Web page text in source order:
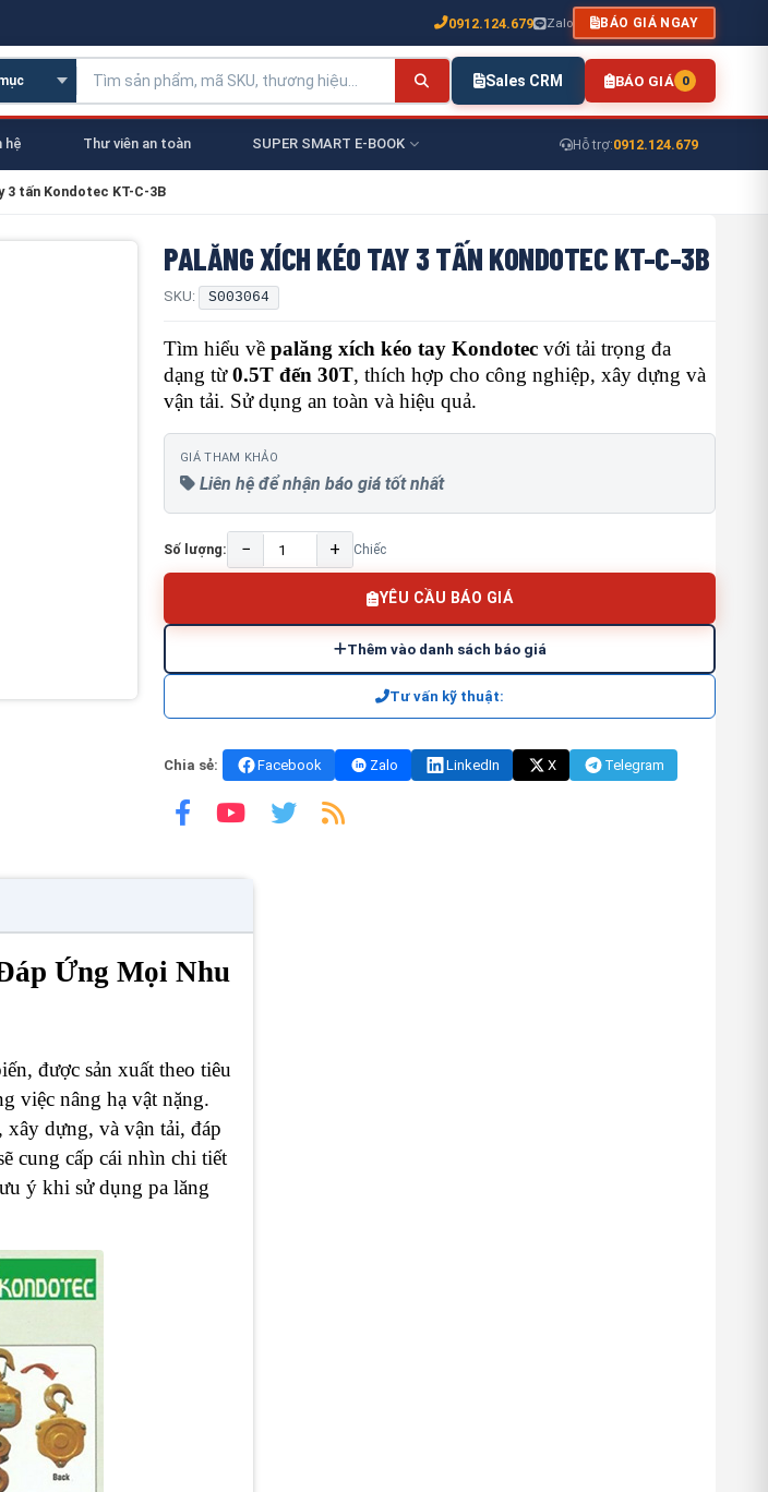
0912.124.679 Zalo BÁO GIÁ NGAY
Sales CRM BÁO GIÁ 0
hệ Thư viên an toàn SUPER SMART E-BOOK Hỗ trợ:0912.124.679
3 tấn Kondotec KT-C-3B
PALĂNG XÍCH KÉO TAY 3 TẤN KONDOTEC KT-C-3B
SKU: S003064
Tìm hiểu về palăng xích kéo tay Kondotec với tải trọng đa
dạng từ0.5T đến 30T, thích hợp cho công nghiệp, xây dựng và
vận tải. Sử dụng an toàn và hiệu quả.
GIÁ THAM KHẢO
Liên hệ để nhận báo giá tốt nhất
Số lượng: − + Chiếc
YÊU CẦU BÁO GIÁ
Thêm vào danh sách báo giá
Tư vấn kỹ thuật:
Chia sẻ: Facebook Zalo LinkedIn X Telegram
Ứng Mọi Nhu
được sản xuất theo tiêu
việc nâng hạ vật nặng.
dựng, và vận tải, đáp
cung cấp cái nhìn chi tiết
ý khi sử dụng pa lăng